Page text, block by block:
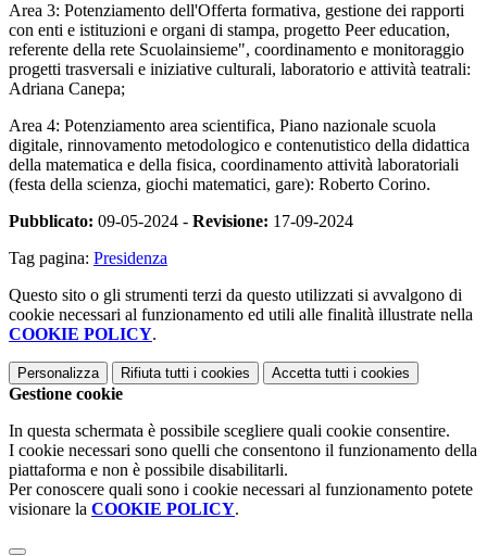
Area 3: Potenziamento dell'Offerta formativa, gestione dei rapporti
con enti e istituzioni e organi di stampa, progetto Peer education,
referente della rete Scuolainsieme", coordinamento e monitoraggio
progetti trasversali e iniziative culturali, laboratorio e attività teatrali:
Adriana Canepa;
Area 4: Potenziamento area scientifica, Piano nazionale scuola
digitale, rinnovamento metodologico e contenutistico della didattica
della matematica e della fisica, coordinamento attività laboratoriali
(festa della scienza, giochi matematici, gare): Roberto Corino.
Pubblicato: 09-05-2024 - Revisione: 17-09-2024
Tag pagina: Presidenza
Questo sito o gli strumenti terzi da questo utilizzati si avvalgono di
cookie necessari al funzionamento ed utili alle finalità illustrate nella
COOKIE POLICY.
Personalizza Rifiuta tutti i cookies Accetta tutti i cookies
Gestione cookie
In questa schermata è possibile scegliere quali cookie consentire.
I cookie necessari sono quelli che consentono il funzionamento della
piattaforma e non è possibile disabilitarli.
Per conoscere quali sono i cookie necessari al funzionamento potete
visionare la COOKIE POLICY.